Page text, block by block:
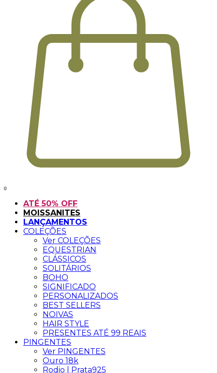
0
ATÉ 50% OFF
MOISSANITES
LANÇAMENTOS
COLEÇÕES
Ver COLEÇÕES
EQUESTRIAN
CLÁSSICOS
SOLITÁRIOS
BOHO
SIGNIFICADO
PERSONALIZADOS
BEST SELLERS
NOIVAS
HAIR STYLE
PRESENTES ATÉ 99 REAIS
PINGENTES
Ver PINGENTES
Ouro 18k
Rodio | Prata925